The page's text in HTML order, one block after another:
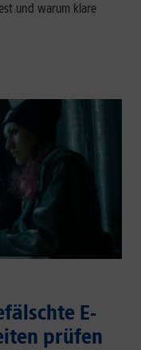
und warum klare
E-
prüfen